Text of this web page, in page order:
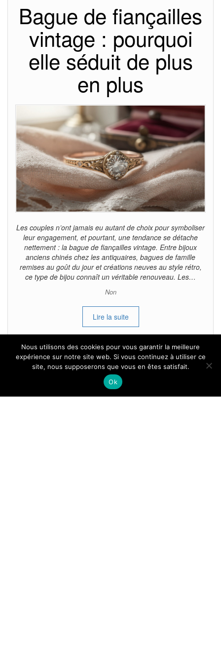
Bague de fiançailles
vintage : pourquoi
elle séduit de plus
en plus
Les couples n’ont jamais eu autant de choix pour symboliser
leur engagement, et pourtant, une tendance se détache
nettement : la bague de fiançailles vintage. Entre bijoux
anciens chinés chez les antiquaires, bagues de famille
remises au goût du jour et créations neuves au style rétro,
ce type de bijou connaît un véritable renouveau. Les…
Non
Lire la suite
Tous droits reservés.
Nous utilisons des cookies pour vous garantir la meilleure
expérience sur notre site web. Si vous continuez à utiliser ce
site, nous supposerons que vous en êtes satisfait.
Ok